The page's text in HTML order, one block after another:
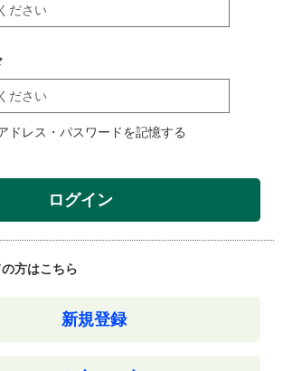
ドレス・パスワードを記憶する
ログイン
方はこちら
新規登録